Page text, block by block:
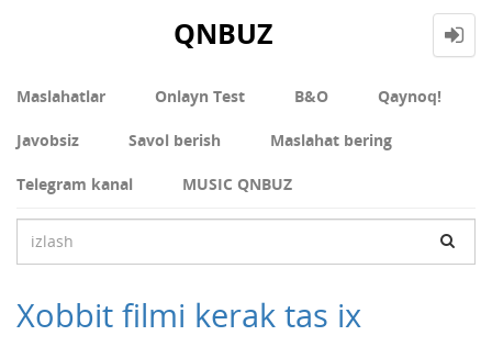
QNBUZ
Maslahatlar Onlayn Test В&О Qaynoq!
Javobsiz Savol berish Maslahat bering
Telegram kanal MUSIC QNBUZ
Xobbit filmi kerak tas ix